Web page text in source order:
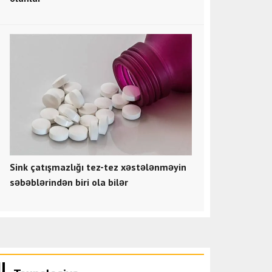
Sink çatışmazlığı tez-tez xəstələnməyin
səbəblərindən biri ola bilər